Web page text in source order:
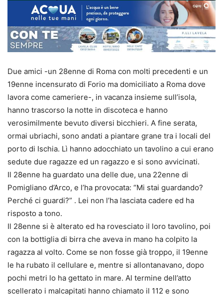
Due amici -un 28enne di Roma con molti precedenti e un
19enne incensurato di Forio ma domiciliato a Roma dove
lavora come cameriere-, in vacanza insieme sull’isola,
hanno trascorso la notte in discoteca e hanno
verosimilmente bevuto diversi bicchieri. A fine serata,
ormai ubriachi, sono andati a piantare grane tra i locali del
porto di Ischia. Lì hanno adocchiato un tavolino a cui erano
sedute due ragazze ed un ragazzo e si sono avvicinati.
Il 28enne ha guardato una delle due, una 22enne di
Pomigliano d’Arco, e l’ha provocata: “Mi stai guardando?
Perché ci guardi?” . Lei non l’ha lasciata cadere ed ha
risposto a tono.
Il 28enne si è alterato ed ha rovesciato il loro tavolino, poi
con la bottiglia di birra che aveva in mano ha colpito la
ragazza al volto. Come se non fosse già troppo, il 19enne
le ha rubato il cellulare e, mentre si allontanavano, dopo
pochi metri lo ha gettato in mare. Al termine dell’atto
scellerato i malcapitati hanno chiamato il 112 e sono